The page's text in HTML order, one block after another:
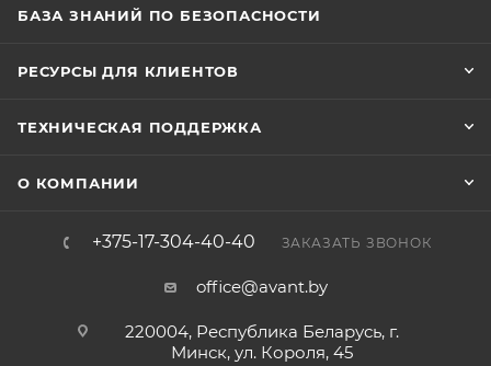
БАЗА ЗНАНИЙ ПО БЕЗОПАСНОСТИ
РЕСУРСЫ ДЛЯ КЛИЕНТОВ
ТЕХНИЧЕСКАЯ ПОДДЕРЖКА
О КОМПАНИИ
+375-17-304-40-40 ЗАКАЗАТЬ ЗВОНОК
office@avant.by
220004, Республика Беларусь, г.
Минск, ул. Короля, 45